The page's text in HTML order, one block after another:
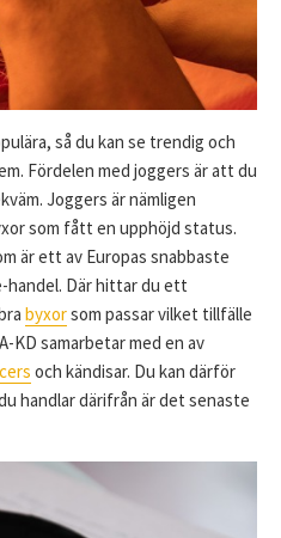
så du kan se trendig och
Fördelen med joggers är att du
Joggers är nämligen
som fått en upphöjd status.
är ett av Europas snabbaste
handel. Där hittar du ett
byxorsom passar vilket tillfälle
KD samarbetar med en av
och kändisar. Du kan därför
handlar därifrån är det senaste